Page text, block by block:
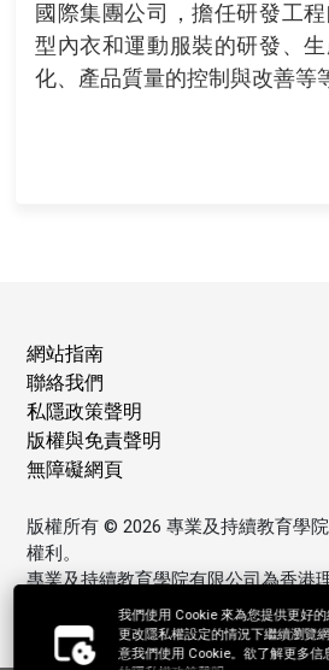
我們使用 Cookie 來為您提供更好
更改隱私權設定的情況下繼續瀏覽
意我們使用 Cookie。欲了解更多信
國際集團公司，擔任研發工
型內衣和運動服裝的研發、
化、產品質量的控制與改善等
網站指南
聯絡我們
私隱政策聲明
版權與免責聲明
無障礙網頁
版權所有 © 2026 專業及持續教育學
權利。
專業及持續教育學院有限公司為香港